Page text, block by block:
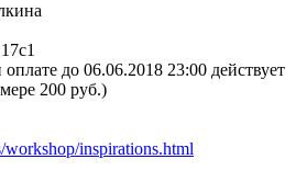
до 06.06.2018 23:00 действует
200 руб.)
workshop/inspirations.html